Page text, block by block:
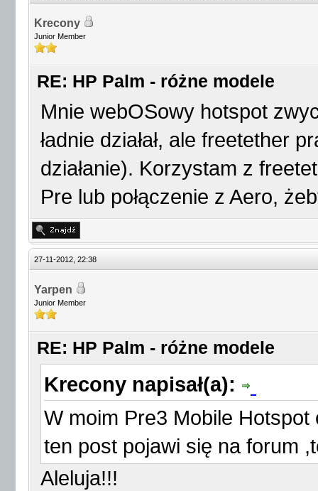
Krecony
Junior Member
RE: HP Palm - różne modele
Mnie webOSowy hotspot
ładnie działał, ale freetether
działanie). Korzystam z
Pre lub połączenie z Aero,
27-11-2012, 22:38
Yarpen
Junior Member
RE: HP Palm - różne modele
Krecony napisał(a):
W moim Pre3 Mobile
ten post pojawi się na forum
Aleluja!!!